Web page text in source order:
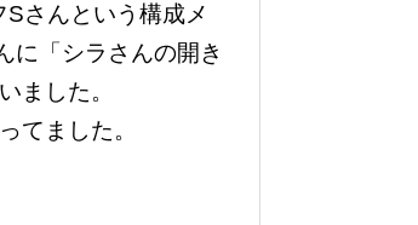
さんという構成メ
に「シラさんの開き
ました。
てました。